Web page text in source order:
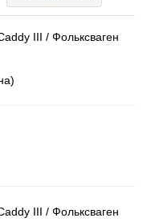
III / Фольксваген
III / Фольксваген